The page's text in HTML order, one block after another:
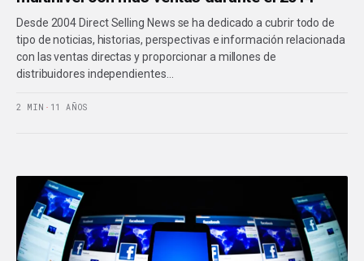
Desde 2004 Direct Selling News se ha dedicado a cubrir todo de
tipo de noticias, historias, perspectivas e información relacionada
con las ventas directas y proporcionar a millones de
distribuidores independientes…
2 MIN · 11 AÑOS